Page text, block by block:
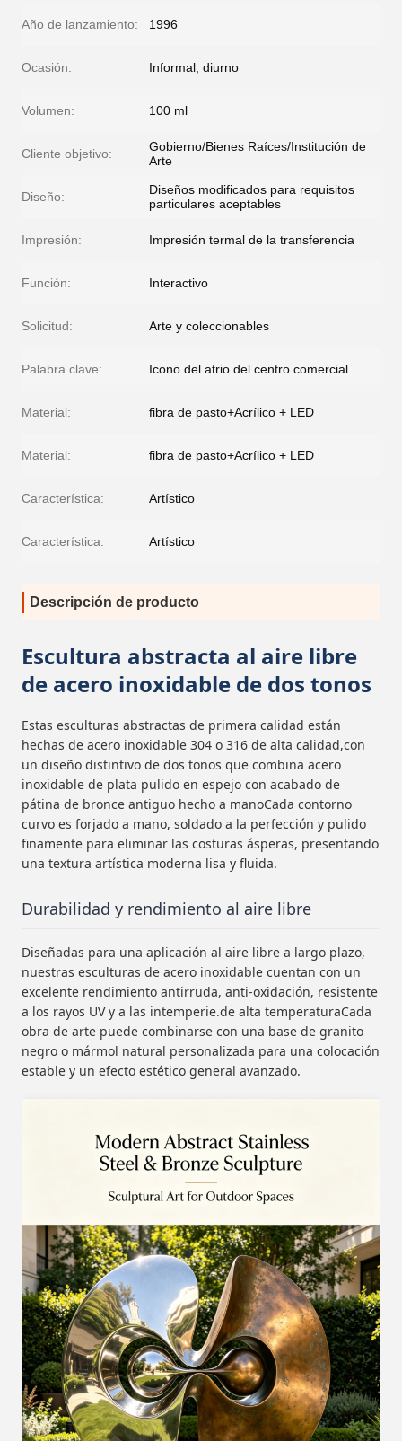
Año de lanzamiento: 1996
Ocasión: Informal, diurno
Volumen: 100 ml
Cliente objetivo:
Gobierno/Bienes Raíces/Institución de
Arte
Diseño:
Diseños modificados para requisitos
particulares aceptables
Impresión: Impresión termal de la transferencia
Función: Interactivo
Solicitud: Arte y coleccionables
Palabra clave: Icono del atrio del centro comercial
Material: fibra de pasto+Acrílico + LED
Material: fibra de pasto+Acrílico + LED
Característica: Artístico
Característica: Artístico
Descripción de producto
Escultura abstracta al aire libre
de acero inoxidable de dos tonos
Estas esculturas abstractas de primera calidad están
hechas de acero inoxidable 304 o 316 de alta calidad,con
un diseño distintivo de dos tonos que combina acero
inoxidable de plata pulido en espejo con acabado de
pátina de bronce antiguo hecho a manoCada contorno
curvo es forjado a mano, soldado a la perfección y pulido
finamente para eliminar las costuras ásperas, presentando
una textura artística moderna lisa y fluida.
Durabilidad y rendimiento al aire libre
Diseñadas para una aplicación al aire libre a largo plazo,
nuestras esculturas de acero inoxidable cuentan con un
excelente rendimiento antirruda, anti-oxidación, resistente
a los rayos UV y a las intemperie.de alta temperaturaCada
obra de arte puede combinarse con una base de granito
negro o mármol natural personalizada para una colocación
estable y un efecto estético general avanzado.